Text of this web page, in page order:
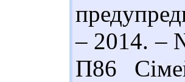
– 2014. –
П86